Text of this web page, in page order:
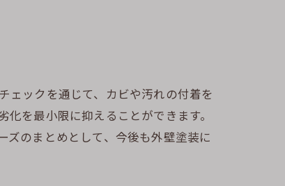
ェックを通じて、カビや汚れの付着を
を最小限に抑えることができます。
ズのまとめとして、今後も外壁塗装に